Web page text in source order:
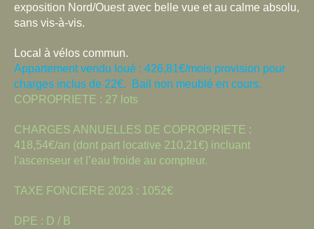
exposition Nord/Ouest avec belle vue et au calme absolu,
sans vis-à-vis.
Local à vélos commun.
Appartement vendu loué : 426,81€/mois provision pour
charges inclus de 22€.
Bail non meublé en cours.
COPROPRIETE : 27 lots
CHARGES ANNUELLES DE COPROPRIETE :
418,54€/an (dont part locative 210,21€) incluant
l'ascenseur et l’eau froide au compteur.
TAXE FONCIERE 2023 : 1052€
DPE : D / B